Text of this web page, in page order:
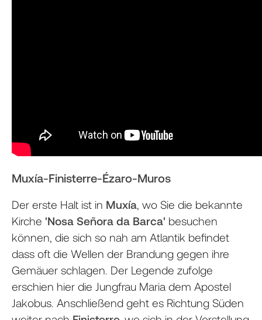
Muxía-Finisterre-Ézaro-Muros
Der erste Halt ist in Muxía, wo Sie die bekannte
Kirche 'Nosa Señora da Barca' besuchen
können, die sich so nah am Atlantik befindet
dass oft die Wellen der Brandung gegen ihre
Gemäuer schlagen. Der Legende zufolge
erschien hier die Jungfrau Maria dem Apostel
Jakobus. Anschließend geht es Richtung Süden